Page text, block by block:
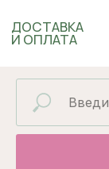
И ОПЛАТА